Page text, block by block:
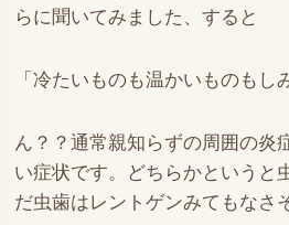
らに聞いてみました、すると
「冷たいものも温かいものもし
ん？？通常親知らずの周囲の炎
い症状です。どちらかというと
だ虫歯はレントゲンみてもなさ